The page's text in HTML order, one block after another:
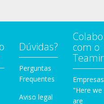
Dúvidas?
Perguntas
Frequentes
Aviso legal
com o
Empresas
"Here we
are